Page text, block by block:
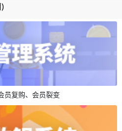
员复购、会员裂变